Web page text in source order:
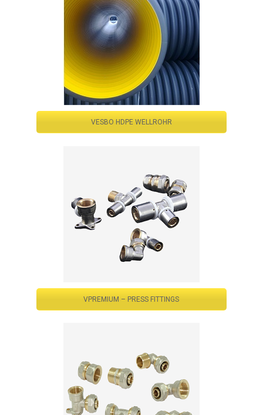
VESBO HDPE WELLROHR
VPREMIUM – PRESS FITTINGS